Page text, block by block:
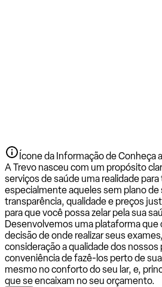
Ícone da Informação de Conheça
A Trevo nasceu com um propósito
serviços de saúde uma realidade
especialmente aqueles sem plano
transparência, qualidade e preços
para que você possa zelar pela sua
Desenvolvemos uma plataforma que
decisão de onde realizar seus
consideração a qualidade dos nossos
conveniência de fazê-los perto de
mesmo no conforto do seu lar, e,
que se encaixam no seu orçamento.